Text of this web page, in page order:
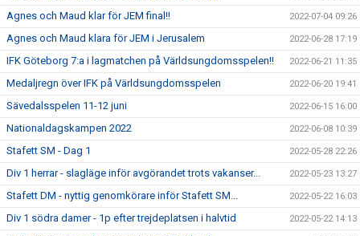
Agnes och Maud klar för JEM final!! 2022-07-04 09:26
Agnes och Maud klara för JEM i Jerusalem 2022-06-28 17:19
IFK Göteborg 7:a i lagmatchen på Världsungdomsspelen!! 2022-06-21 11:35
Medaljregn över IFK på Världsungdomsspelen 2022-06-20 19:41
Sävedalsspelen 11-12 juni 2022-06-15 16:00
Nationaldagskampen 2022 2022-06-08 10:39
Stafett SM - Dag 1 2022-05-28 22:26
Div 1 herrar - slagläge inför avgörandet trots vakanser... 2022-05-23 13:27
Stafett DM - nyttig genomkörare inför Stafett SM... 2022-05-22 16:03
Div 1 södra damer - 1p efter trejdeplatsen i halvtid 2022-05-22 14:13